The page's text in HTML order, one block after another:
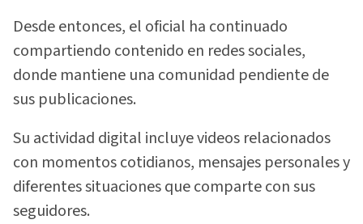
Desde entonces, el oficial ha continuado
compartiendo contenido en redes sociales,
donde mantiene una comunidad pendiente de
sus publicaciones.
Su actividad digital incluye videos relacionados
con momentos cotidianos, mensajes personales y
diferentes situaciones que comparte con sus
seguidores.